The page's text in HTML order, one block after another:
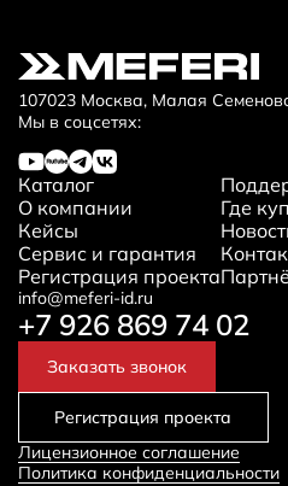
107023 Москва, Малая
Мы в соцсетях:
Каталог
О компании
Кейсы
Сервис и гарантия
Регистрация проекта
Где
info@meferi-id.ru
+7 926 869 74 02
Регистрация проекта
Заказать звонок
Лицензионное соглашение
Политика конфиденциальности